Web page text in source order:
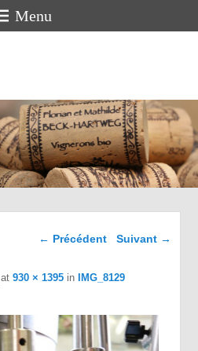
Menu
BECK-
HARTWEG
Vigneron bio en Alsace
Navigation dans les
← Précédent Suivant →
at930 × 1395 in IMG_8129